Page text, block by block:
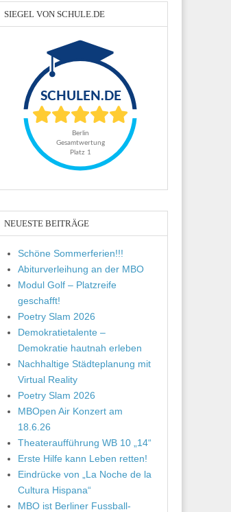
SIEGEL VON SCHULE.DE
NEUESTE BEITRÄGE
Schöne Sommerferien!!!
Abiturverleihung an der MBO
Modul Golf – Platzreife
geschafft!
Poetry Slam 2026
Demokratietalente –
Demokratie hautnah erleben
Nachhaltige Städteplanung mit
Virtual Reality
Poetry Slam 2026
MBOpen Air Konzert am
18.6.26
Theateraufführung WB 10 „14“
Erste Hilfe kann Leben retten!
Eindrücke von „La Noche de la
Cultura Hispana“
MBO ist Berliner Fussball-